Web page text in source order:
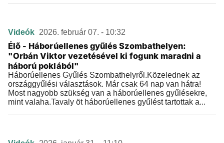
Videók 2026. február 07. - 10:32
Élő - Háborúellenes gyűlés Szombathelyen:
"Orbán Viktor vezetésével ki fogunk maradni a
háború poklából"
Háborúellenes Gyűlés Szombathelyről.Közelednek az
országgyűlési választások. Már csak 64 nap van hátra!
Most nagyobb szükség van a háborúellenes gyűlésekre,
mint valaha.Tavaly öt háborúellenes gyűlést tartottak a...